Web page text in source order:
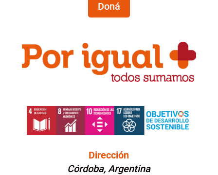
Doná
Dirección
Córdoba, Argentina